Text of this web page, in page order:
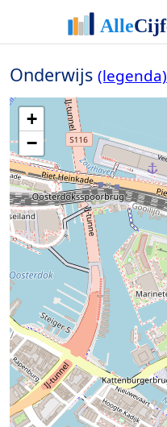
Onderwijs (legenda)
+
−